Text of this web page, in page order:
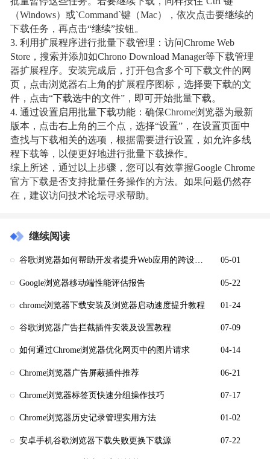
（Windows）或`Command`键（Mac），依次点击要继续的
下载任务，再点击“继续”按钮。
3. 利用扩展程序进行批量下载管理：访问Chrome Web
Store，搜索并添加如Chrono Download Manager等下载管理
器扩展程序。安装完成后，打开包含多个可下载文件的网
页，点击浏览器右上角的扩展程序图标，选择要下载的文
件，点击“下载选中的文件”，即可开始批量下载。
4. 通过设置启用批量下载功能：确保Chrome浏览器为最新
版本，点击右上角的三个点，选择“设置”，在设置页面中
查找与下载相关的选项，根据需要进行设置，如允许多线
程下载等，以便更好地进行批量下载操作。
综上所述，通过以上步骤，您可以有效掌握Google Chrome
官方下载是否支持批量任务操作的方法。如果问题仍然存
在，建议访问技术论坛寻求帮助。
继续阅读
谷歌浏览器如何帮助开发者提升Web应用的跨设备支持 05-01
Google浏览器移动端性能评估报告 05-22
chrome浏览器下载安装及浏览器启动速度提升教程 01-24
谷歌浏览器广告拦截插件安装及设置教程 07-09
如何通过Chrome浏览器优化网页中的图片请求 04-14
Chrome浏览器广告屏蔽插件推荐 06-21
Chrome浏览器标签页快速分组操作技巧 07-17
Chrome浏览器历史记录管理实用方法 01-02
安卓手机谷歌浏览器下载失败更换下载源 07-22